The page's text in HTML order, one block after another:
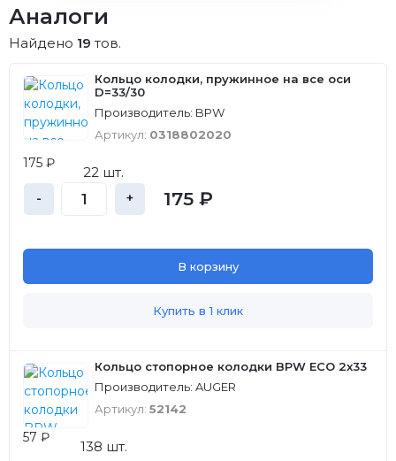
Аналоги
Найдено 19 тов.
Кольцо колодки, пружинное на все оси
D=33/30
Производитель: BPW
Артикул: 0318802020
175 ₽
22 шт.
- + 175 ₽
В корзину
Купить в 1 клик
Кольцо стопорное колодки BPW ECO 2x33
Производитель: AUGER
Артикул: 52142
57 ₽
138 шт.